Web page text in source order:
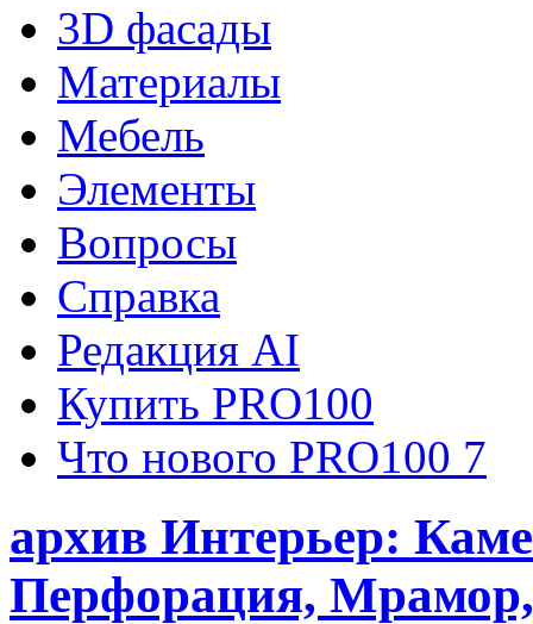
3D фасады
Материалы
Мебель
Элементы
Вопросы
Справка
Редакция AI
Купить PRO100
Что нового PRO100 7
архив Интерьер:
Перфорация,